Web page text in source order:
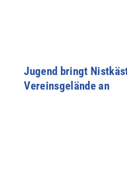
Jugend bringt
Vereinsgelände an